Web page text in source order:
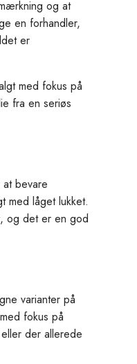
og at
en forhandler,
er
med fokus på
fra en seriøs
bevare
med låget lukket.
og det er en god
varianter på
fokus på
der allerede